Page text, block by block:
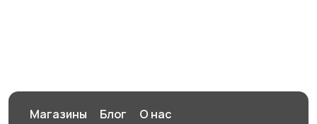
Магазины Блог
О нас